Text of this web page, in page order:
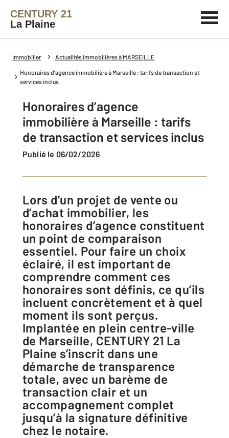
CENTURY 21
La Plaine
Immobilier Actualités immobilières à MARSEILLE
Honoraires d’agence immobilière à Marseille : tarifs de transaction et
services inclus
Honoraires d’agence
immobilière à Marseille : tarifs
de transaction et services inclus
Publié le 06/02/2026
Lors d’un projet de vente ou
d’achat immobilier, les
honoraires d’agence constituent
un point de comparaison
essentiel. Pour faire un choix
éclairé, il est important de
comprendre comment ces
honoraires sont définis, ce qu’ils
incluent concrètement et à quel
moment ils sont perçus.
Implantée en plein centre-ville
de Marseille, CENTURY 21 La
Plaine s’inscrit dans une
démarche de transparence
totale, avec un barème de
transaction clair et un
accompagnement complet
jusqu’à la signature définitive
chez le notaire.